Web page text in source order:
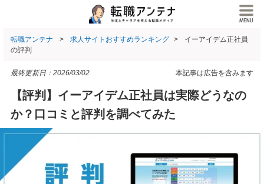
転職アンテナ 求人サイトおすすめランキング
イーアイデム正社員
の評判
本記事は広告を含みます
最終更新日： 2026/03/02
【評判】イーアイデム正社員は実際どうなの
か？口コミと評判を調べてみた